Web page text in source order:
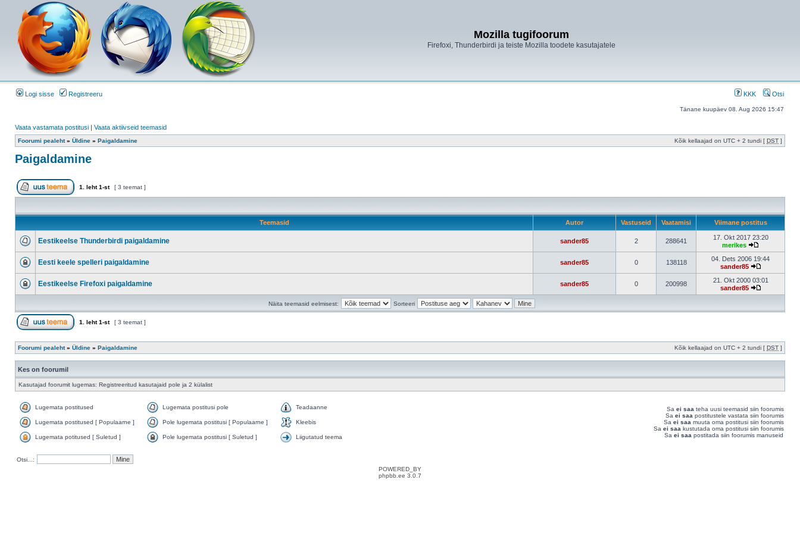
Mozilla tugifoorum
Firefoxi, Thunderbirdi ja teiste Mozilla toodete kasutajatele
Logi sisse Registreeru KKK Otsi
Tänane kuupäev 08. Aug 2026 15:47
Vaata vastamata postitusi | Vaata aktiivseid teemasid
Foorumi pealeht» Üldine » Paigaldamine Kõik kellaajad on UTC + 2 tundi [ DST ]
Paigaldamine
1 . leht1-st [ 3 teemat ]
Teemasid Autor Vastuseid Vaatamisi Viimane postitus
Eestikeelse Thunderbirdi paigaldamine sander85 2 288641
17. Okt 2017 23:20
merikes
Eesti keele spelleri paigaldamine sander85 0 138118
04. Dets 2006 19:44
sander85
Eestikeelse Firefoxi paigaldamine sander85 0 200998
21. Okt 2000 03:01
sander85
Näita teemasid eelmisest: Sorteeri
1 . leht1-st [ 3 teemat ]
Foorumi pealeht» Üldine » Paigaldamine Kõik kellaajad on UTC + 2 tundi [ DST ]
Kes on foorumil
Kasutajad foorumit lugemas: Registreeritud kasutajaid pole ja 2 külalist
Lugemata postitused Lugemata postitusi pole Teadaanne
Lugemata postitused [ Populaarne ] Pole lugemata postitusi [ Populaarne ] Kleebis
Lugemata potitused [ Suletud ] Pole lugemata postitusi [ Suletud ] Liigutatud teema
Sa ei saa teha uusi teemasid siin foorumis
Sa ei saa postitustele vastata siin foorumis
Sa ei saa muuta oma postitusi siin foorumis
Sa ei saa kustutada oma postitusi siin foorumis
Sa ei saa postitada siin foorumis manuseid
Otsi...:
POWERED_BY
phpbb.ee 3.0.7